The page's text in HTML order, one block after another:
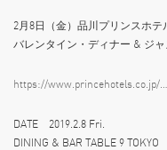
2月8日（金）品川プリンスホ
バレンタイン・ディナー & ジャ
https://www.princehotels.co.jp/
DATE 2019.2.8 Fri.
DINING & BAR TABLE 9 TOKYO